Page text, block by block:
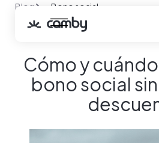
Blog
Bono social
Cómo y cuándo renovar el bono
Cómo y
bono social